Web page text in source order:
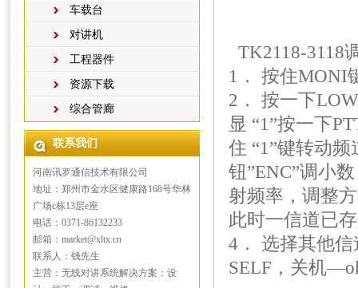
车载台
对讲机
工程器件
资源下载
综合管廊
联系我们
河南讯罗通信技术有限公司
地址：郑州市金水区健康路168号华林
广场c栋13层e座
电话：0371-86132233
邮箱：market@xltx.cn
联系人：钱先生
主营：无线对讲系统解决方案：设
TK2118-3118
1． 按住MONI
2． 按一下
显 “1”按一下
住 “1”键转动频
钮”ENC”调小
射频率，调整
此时一信道已
4． 选择其他
SELF，关机